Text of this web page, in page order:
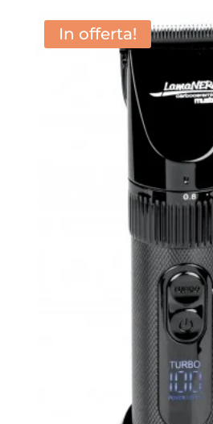
In offerta!